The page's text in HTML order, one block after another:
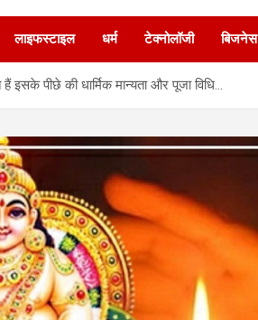
लाइफस्टाइल धर्म टेक्नोलॉजी बिजनेस
पीछे की धार्मिक मान्यता और पूजा विधि…